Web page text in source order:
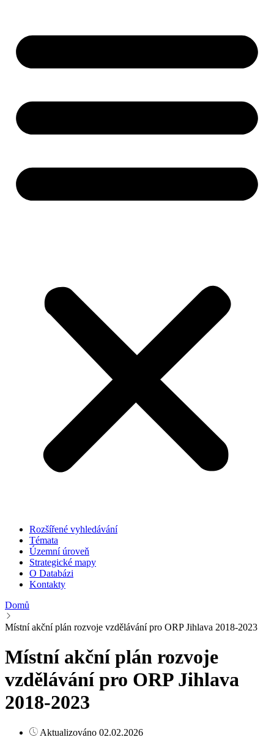
Rozšířené vyhledávání
Témata
Územní úroveň
Strategické mapy
O Databázi
Kontakty
Domů
Místní akční plán rozvoje vzdělávání pro ORP Jihlava 2018-2023
Místní akční plán rozvoje
vzdělávání pro ORP Jihlava
2018-2023
Aktualizováno 02.02.2026